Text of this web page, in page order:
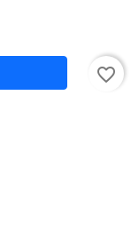
favorite_border